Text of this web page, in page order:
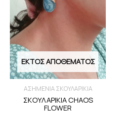
ΕΚΤΌΣ ΑΠΟΘΈΜΑΤΟΣ
ΑΣΗΜΕΝΙΑ ΣΚΟΥΛΑΡΙΚΙΑ
ΣΚΟΥΛΑΡΙΚΙΑ CHAOS
FLOWER